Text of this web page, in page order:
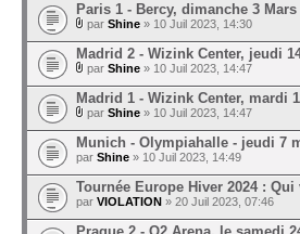
Paris 1 - Bercy, dimanche 3 Mars
par Shine » 10 Juil 2023, 14:30
Madrid 2 - Wizink Center, jeudi
par Shine » 10 Juil 2023, 14:47
Madrid 1 - Wizink Center, mardi
par Shine » 10 Juil 2023, 14:47
Munich - Olympiahalle - jeudi 7
par Shine » 10 Juil 2023, 14:49
Tournée Europe Hiver 2024 : Qui
par VIOLATION » 20 Juil 2023, 07:46